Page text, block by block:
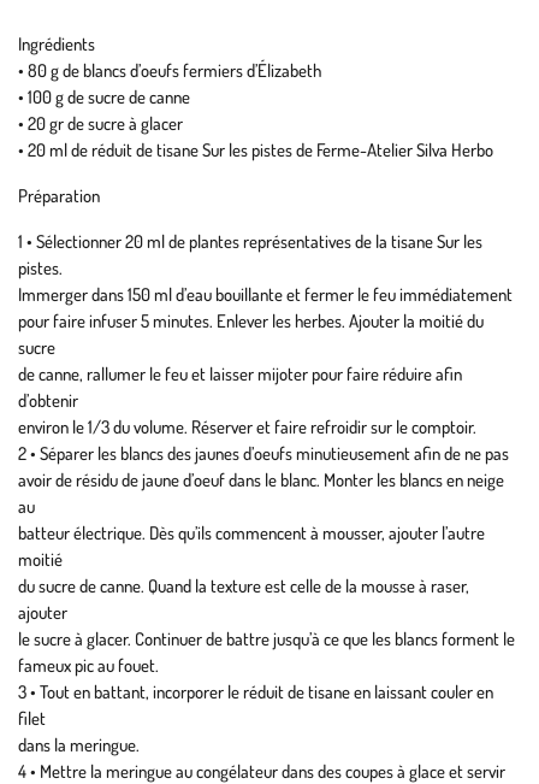
Ingrédients
• 80 g de blancs d’oeufs fermiers d’Élizabeth
• 100 g de sucre de canne
• 20 gr de sucre à glacer
• 20 ml de réduit de tisane Sur les pistes de Ferme-Atelier Silva Herbo
Préparation
1 • Sélectionner 20 ml de plantes représentatives de la tisane Sur les
pistes.
Immerger dans 150 ml d’eau bouillante et fermer le feu immédiatement
pour faire infuser 5 minutes. Enlever les herbes. Ajouter la moitié du
sucre
de canne, rallumer le feu et laisser mijoter pour faire réduire afin
d’obtenir
environ le 1/3 du volume. Réserver et faire refroidir sur le comptoir.
2 • Séparer les blancs des jaunes d’oeufs minutieusement afin de ne pas
avoir de résidu de jaune d’oeuf dans le blanc. Monter les blancs en neige
au
batteur électrique. Dès qu’ils commencent à mousser, ajouter l’autre
moitié
du sucre de canne. Quand la texture est celle de la mousse à raser,
ajouter
le sucre à glacer. Continuer de battre jusqu’à ce que les blancs forment le
fameux pic au fouet.
3 • Tout en battant, incorporer le réduit de tisane en laissant couler en
filet
dans la meringue.
4 • Mettre la meringue au congélateur dans des coupes à glace et servir